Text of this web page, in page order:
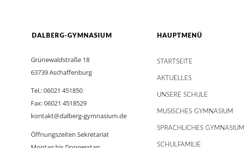
DALBERG-GYMNASIUM
Grünewaldstraße 18
63739 Aschaffenburg
Tel.: 06021 451850
Fax: 06021 4518529
kontakt@dalberg-gymnasium.de
Öffnungszeiten Sekretariat
HAUPTMENÜ
STARTSEITE
AKTUELLES
UNSERE SCHULE
MUSISCHES GYMNASIUM
SPRACHLICHES GYMNASIUM
SCHULFAMILIE